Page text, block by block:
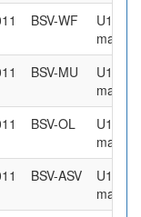
BSV-WF
U16
BSV-MU
U16
BSV-OL
U16
BSV-ASV
U16